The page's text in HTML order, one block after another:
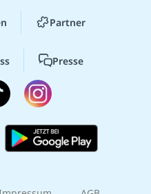
Partner
Presse